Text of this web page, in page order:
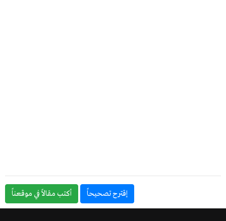
إقترح تصحيحاً أكتب مقالاً في موقعناً